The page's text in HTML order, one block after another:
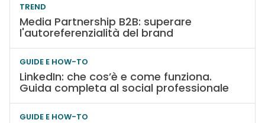
TREND
Media Partnership B2B: superare
l'autoreferenzialità del brand
GUIDE E HOW-TO
LinkedIn: che cos’è e come funziona.
Guida completa al social professionale
GUIDE E HOW-TO